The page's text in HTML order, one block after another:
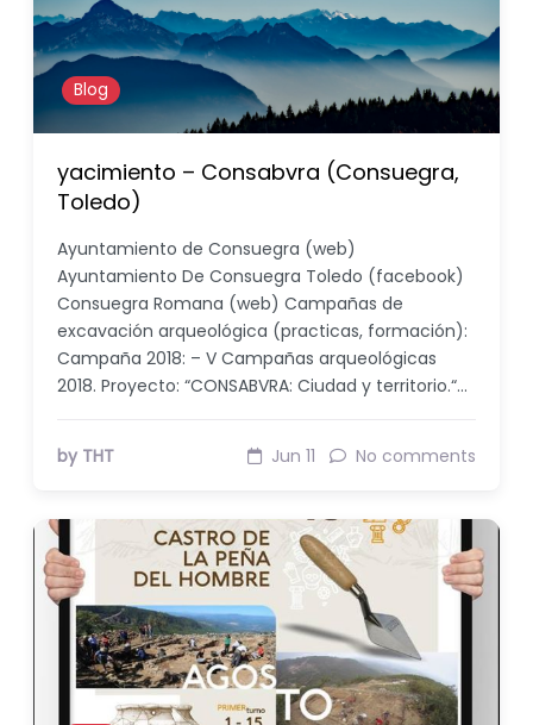
Blog
yacimiento – Consabvra (Consuegra,
Toledo)
Ayuntamiento de Consuegra (web)
Ayuntamiento De Consuegra Toledo (facebook)
Consuegra Romana (web) Campañas de
excavación arqueológica (practicas, formación):
Campaña 2018: – V Campañas arqueológicas
2018. Proyecto: “CONSABVRA: Ciudad y territorio.“…
by THT Jun 11 No comments